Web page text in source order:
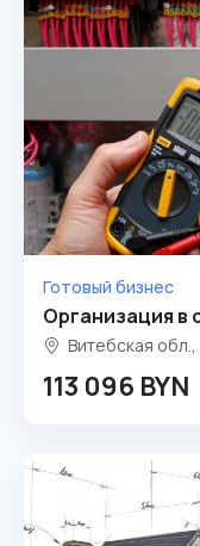
Готовый бизнес
Организация в
Витебская
113 096 BYN